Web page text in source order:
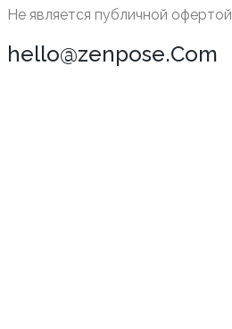
Не является публичной офертой
hello@zenpose.Com